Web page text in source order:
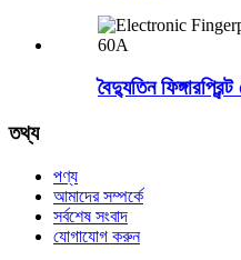
বৈদ্যুতিন
তথ্য
পণ্য
আমাদের সম্পর্কে
সর্বশেষ সংবাদ
যোগাযোগ করুন